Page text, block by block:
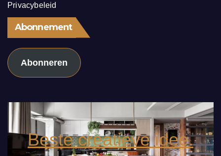
Privacybeleid
Abonnement
Abonneren
Beste creatieve idee.